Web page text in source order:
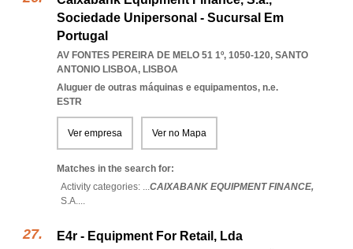
Sociedade Unipersonal - Sucursal Em
Portugal
AV FONTES PEREIRA DE MELO 51 1º, 1050-120, SANTO
ANTONIO LISBOA, LISBOA
Aluguer de outras máquinas e equipamentos, n.e.
ESTR
Ver empresa Ver no Mapa
Matches in the search for:
Activity categories: ...CAIXABANK EQUIPMENT FINANCE,
S.A....
E4r - Equipment For Retail, Lda